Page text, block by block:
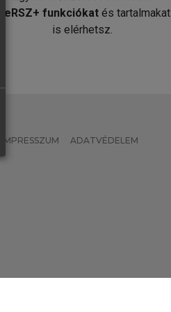
MeRSZ+ funkciókat és tartalmakat
is elérhetsz.
IMPRESSZUM ADATVÉDELEM